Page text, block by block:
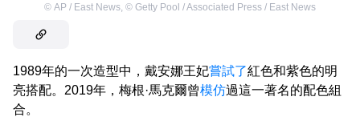
© AP / East News © Getty Pool / Associated Press / East News
1989年的一次造型中，戴安娜王妃嘗試了紅色和紫色的明
亮搭配。2019年，梅根·馬克爾曾模仿過這一著名的配色組
合。